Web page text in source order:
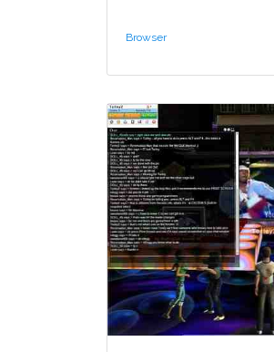
Browser